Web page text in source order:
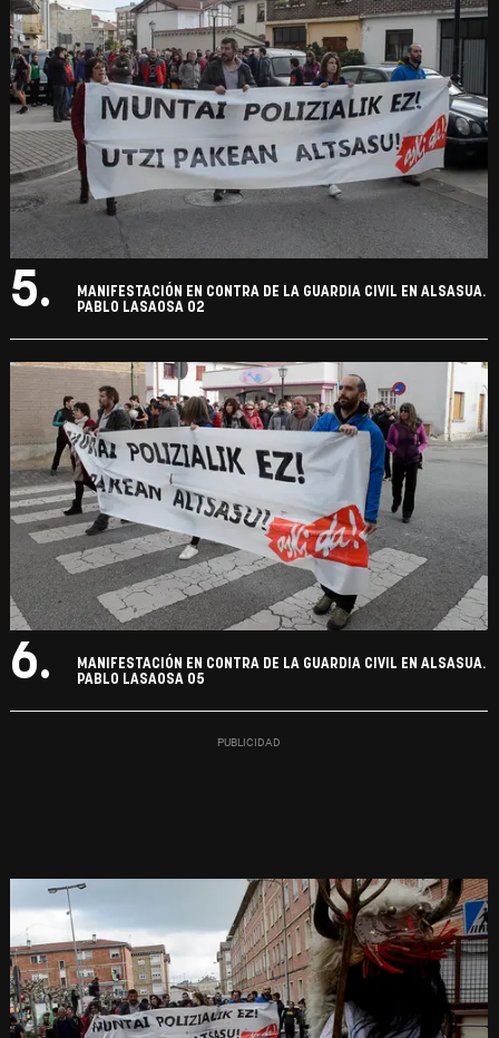
5.
MANIFESTACIÓN EN CONTRA DE LA GUARDIA CIVIL EN ALSASUA.
PABLO LASAOSA 02
6.
MANIFESTACIÓN EN CONTRA DE LA GUARDIA CIVIL EN ALSASUA.
PABLO LASAOSA 05